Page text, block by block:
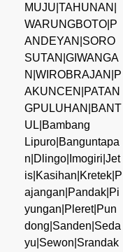
MUJU|TAHUNAN|
WARUNGBOTO|P
ANDEYAN|SORO
SUTAN|GIWANGA
N|WIROBRAJAN|P
AKUNCEN|PATAN
GPULUHAN|BANT
UL|Bambang
Lipuro|Banguntapa
n|Dlingo|Imogiri|Jet
is|Kasihan|Kretek|P
ajangan|Pandak|Pi
yungan|Pleret|Pun
dong|Sanden|Seda
yu|Sewon|Srandak